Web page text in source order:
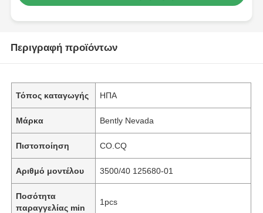
Περιγραφή προϊόντων
Τόπος καταγωγής ΗΠΑ
Μάρκα Bently Nevada
Πιστοποίηση CO.CQ
Αριθμό μοντέλου 3500/40 125680-01
Ποσότητα
παραγγελίας min
1pcs